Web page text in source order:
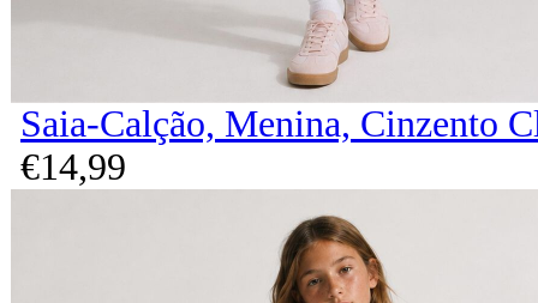
Saia-Calção, Menina, Cinzento
€14,99